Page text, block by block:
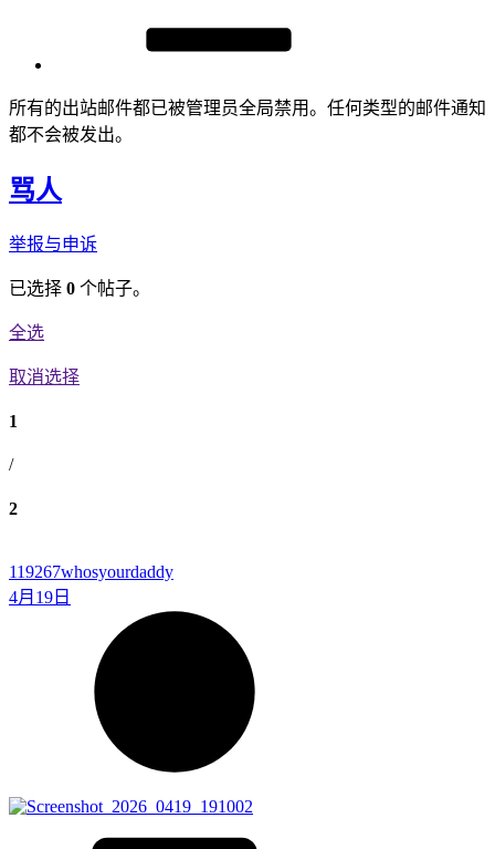
所有的出站邮件都已被管理员全局禁用。任何类型的邮件通知
都不会被发出。
骂人
举报与申诉
已选择 0 个帖子。
全选
取消选择
1
/
2
119267whosyourdaddy
4月19日